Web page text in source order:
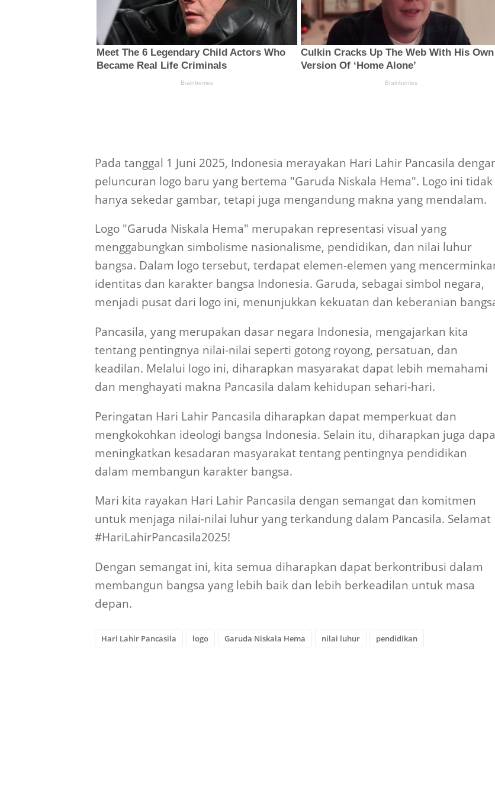
Logo "Garuda Niskala Hema" merupakan representasi visual yang
menggabungkan simbolisme nasionalisme, pendidikan, dan nilai luhur
identitas dan karakter bangsa Indonesia. Garuda, sebagai simbol negara,
menjadi pusat dari logo ini, menunjukkan kekuatan dan keberanian bangsa.
Pancasila, yang merupakan dasar negara Indonesia, mengajarkan kita
tentang pentingnya nilai-nilai seperti gotong royong, persatuan, dan
dan menghayati makna Pancasila dalam kehidupan sehari-hari.
Peringatan Hari Lahir Pancasila diharapkan dapat memperkuat dan
mengkokohkan ideologi bangsa Indonesia. Selain itu, diharapkan juga dapat
dalam membangun karakter bangsa.
Mari kita rayakan Hari Lahir Pancasila dengan semangat dan komitmen
untuk menjaga nilai-nilai luhur yang terkandung dalam Pancasila. Selamat
Dengan semangat ini, kita semua diharapkan dapat berkontribusi dalam
membangun bangsa yang lebih baik dan lebih berkeadilan untuk masa
Hari Lahir Pancasila logo Garuda Niskala Hema nilai luhur pendidikan